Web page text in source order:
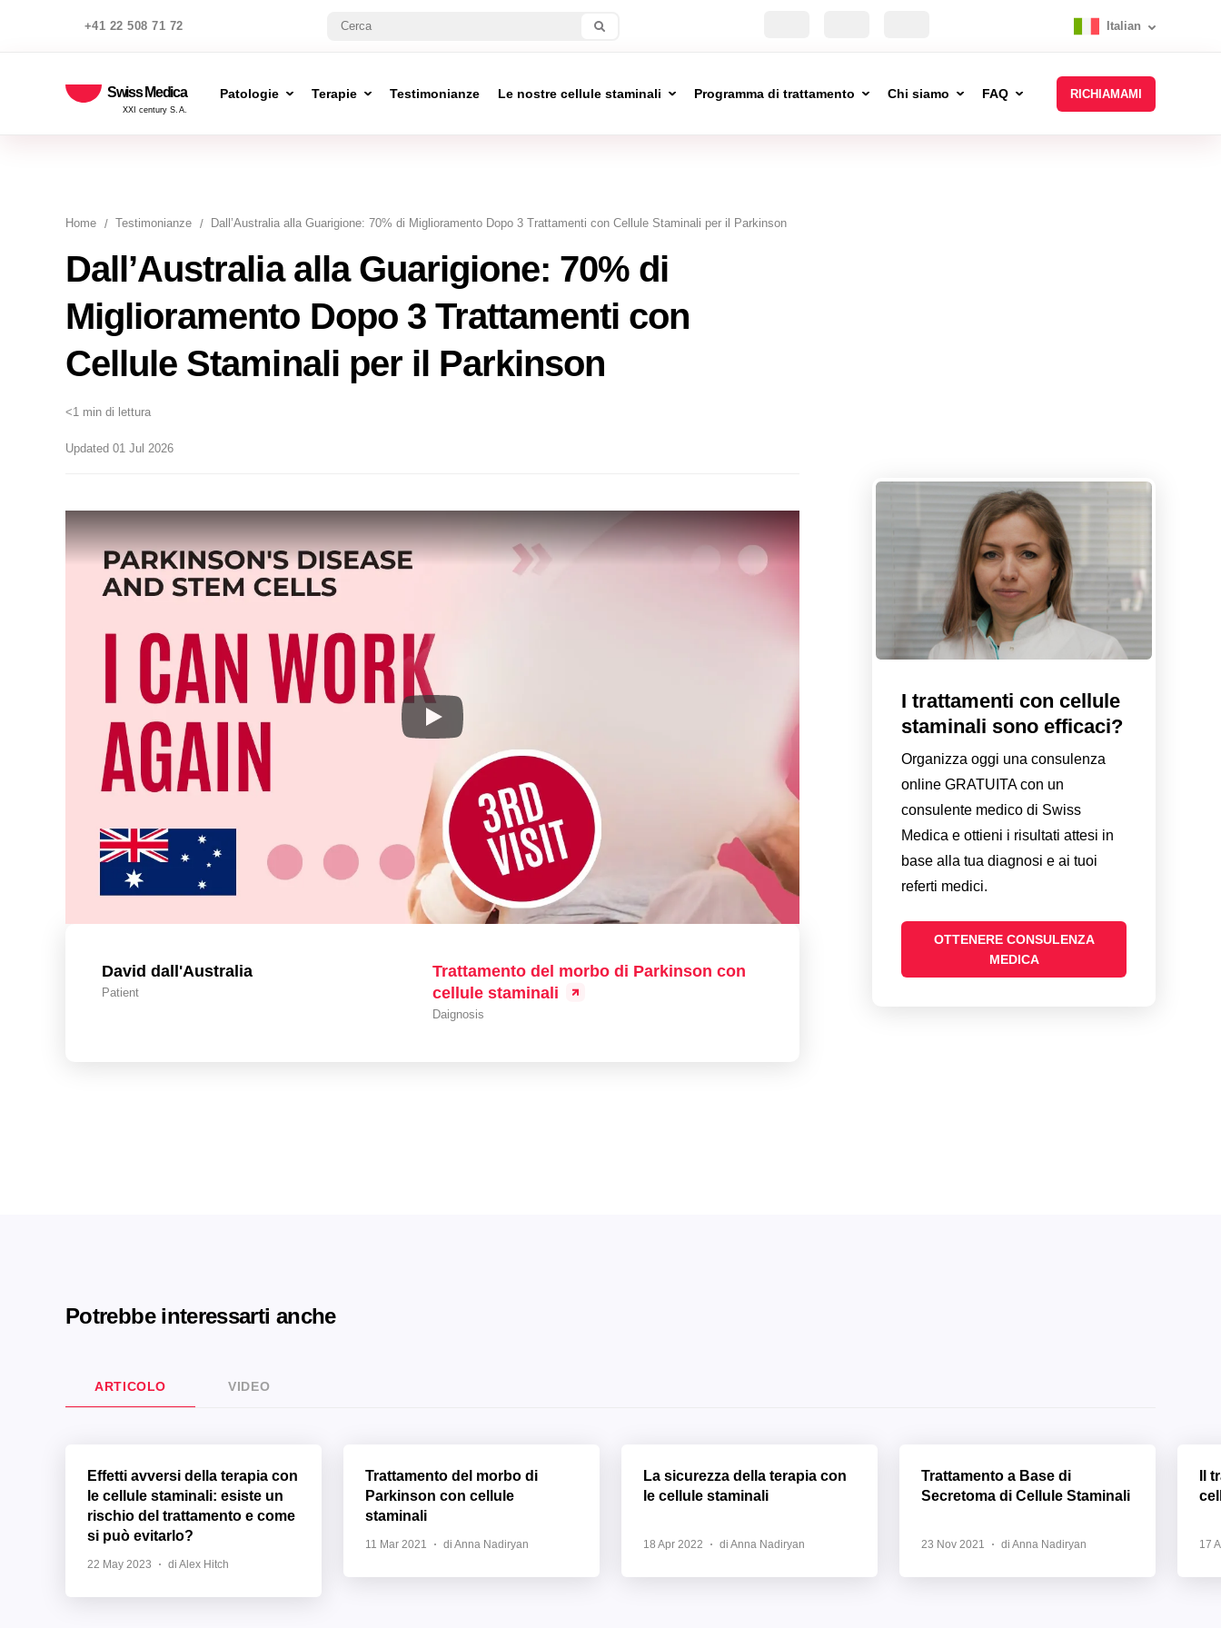
+41 22 508 71 72 Italian
Swiss Medica
XXI century S.A.
Patologie Terapie Testimonianze Le nostre cellule staminali Programma di trattamento Chi siamo FAQ RICHIAMAMI
Home Testimonianze Dall’Australia alla Guarigione: 70% di Miglioramento Dopo 3 Trattamenti con Cellule Staminali per il Parkinson
Dall’Australia alla Guarigione: 70% di
Miglioramento Dopo 3 Trattamenti con
Cellule Staminali per il Parkinson
<1 min di lettura
Updated 01 Jul 2026
David dall'Australia
Patient
Trattamento del morbo di Parkinson con
cellule staminali
Daignosis
I trattamenti con cellule
staminali sono efficaci?
Organizza oggi una consulenza
online GRATUITA con un
consulente medico di Swiss
Medica e ottieni i risultati attesi in
base alla tua diagnosi e ai tuoi
referti medici.
OTTENERE CONSULENZA
MEDICA
Potrebbe interessarti anche
ARTICOLO VIDEO
Effetti avversi della terapia con
le cellule staminali: esiste un
rischio del trattamento e come
si può evitarlo?
22 May 2023 di Alex Hitch
Trattamento del morbo di
Parkinson con cellule
staminali
11 Mar 2021 di Anna Nadiryan
La sicurezza della terapia con
le cellule staminali
18 Apr 2022 di Anna Nadiryan
Trattamento a Base di
Secretoma di Cellule Staminali
23 Nov 2021 di Anna Nadiryan
Il
17